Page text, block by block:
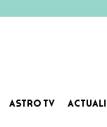
ASTRO TV